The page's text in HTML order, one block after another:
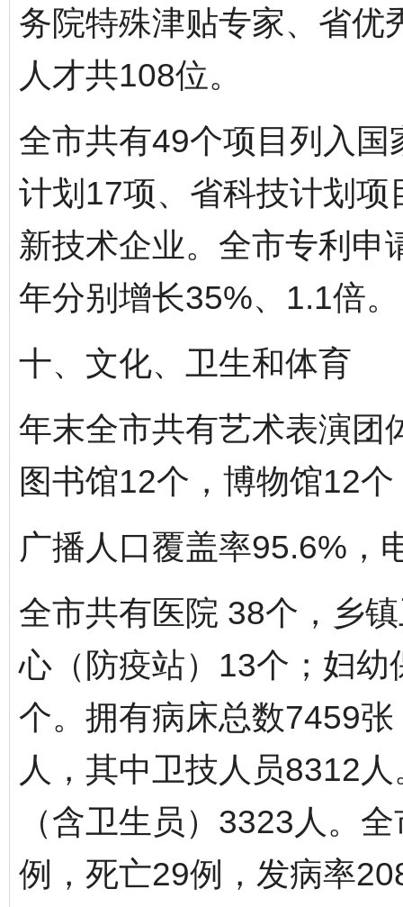
务院特殊津贴专家、省优
人才共108位。
全市共有49个项目列入
计划17项、省科技计划
新技术企业。全市专利申
年分别增长35%、1.1倍。
十、文化、卫生和体育
年末全市共有艺术表演团
图书馆12个，博物馆12
广播人口覆盖率95.6%，
全市共有医院 38个，乡
心（防疫站）13个；妇
个。拥有病床总数7459
人，其中卫技人员8312
（含卫生员）3323人。
例，死亡29例，发病率